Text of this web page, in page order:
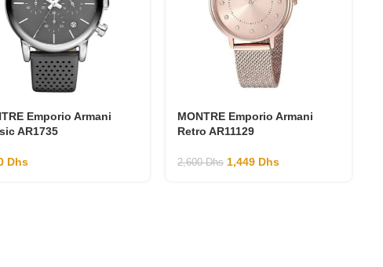
Emporio Armani
AR1735
Dhs
MONTRE Emporio Armani
Retro AR11129
2,600Dhs 1,449 Dhs